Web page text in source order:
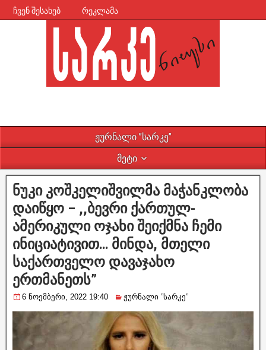
ჩვენ შესახებ რეკლამა
ჟურნალი ”სარკე”
მეტი
ნუკი კოშკელიშვილმა მაჭანკლობა
დაიწყო – ,,ბევრი ქართულ-
ამერიკული ოჯახი შეიქმნა ჩემი
ინიციატივით… მინდა, მთელი
საქართველო დავაჯახო
ერთმანეთს”
6 ნოემბერი, 2022 19:40 ჟურნალი ”სარკე”